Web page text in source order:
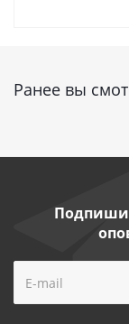
Ранее вы